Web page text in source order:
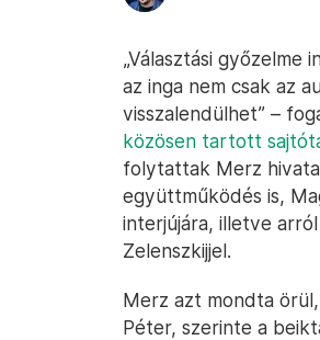
„Választási
az inga nem csak az
visszalendülhet” –
közösen tartott
folytattak Merz
együttműködés is,
interjújára, illetve
Zelenszkijjel.
Merz azt mondta
Péter, szerinte a